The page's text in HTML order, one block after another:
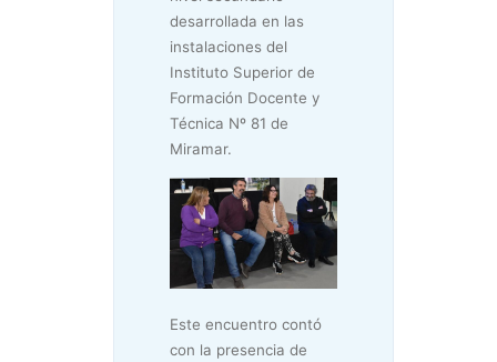
desarrollada en las
instalaciones del
Instituto Superior de
Formación Docente y
Técnica Nº 81 de
Miramar.
Este encuentro contó
con la presencia de